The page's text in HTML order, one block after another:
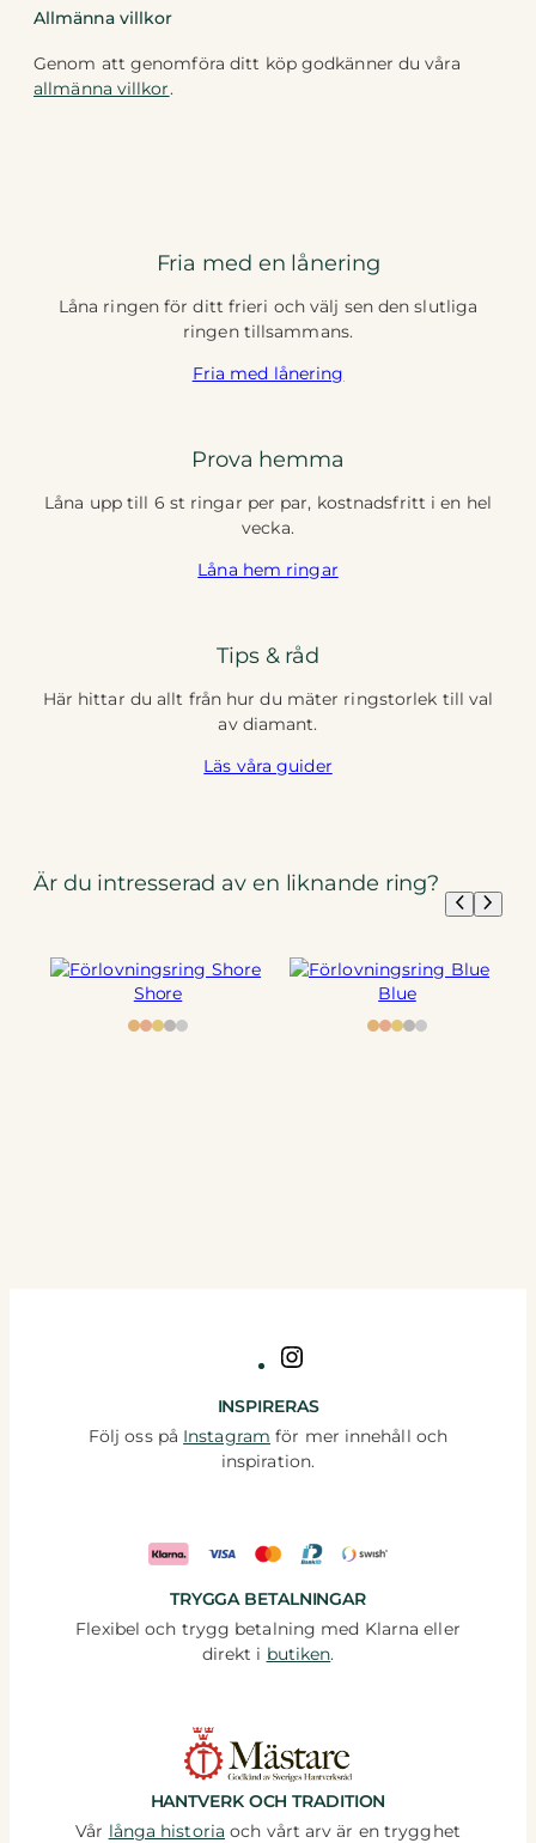
Allmänna villkor
Genom att genomföra ditt köp godkänner du våra
allmänna villkor.
Fria med en lånering
Låna ringen för ditt frieri och välj sen den slutliga
ringen tillsammans.
Fria med lånering
Prova hemma
Låna upp till 6 st ringar per par, kostnadsfritt i en hel
vecka.
Låna hem ringar
Tips & råd
Här hittar du allt från hur du mäter ringstorlek till val
av diamant.
Läs våra guider
Är du intresserad av en liknande ring?
Shore Blue
INSPIRERAS
Följ oss på Instagram för mer innehåll och
inspiration.
TRYGGA BETALNINGAR
Flexibel och trygg betalning med Klarna eller
direkt i butiken.
HANTVERK OCH TRADITION
Vår långa historia och vårt arv är en trygghet